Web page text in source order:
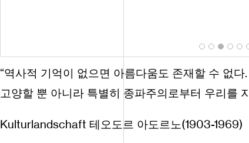
“역사적 기억이 없으면 아름다움도 존재할 수 없
고양할 뿐 아니라 특별히 종파주의로부터 우리를
Kulturlandschaft 테오도르 아도르노(1903-1969)